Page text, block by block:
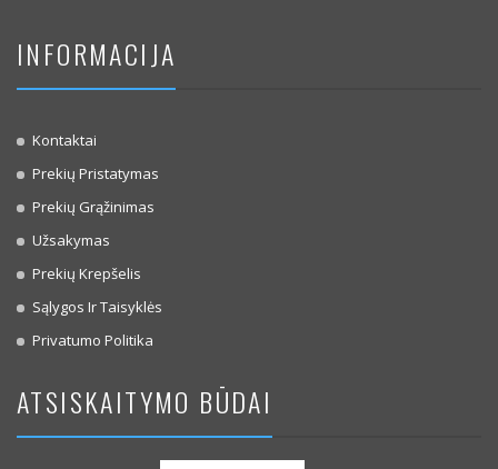
INFORMACIJA
Kontaktai
Prekių Pristatymas
Prekių Grąžinimas
Užsakymas
Prekių Krepšelis
Sąlygos Ir Taisyklės
Privatumo Politika
ATSISKAITYMO BŪDAI